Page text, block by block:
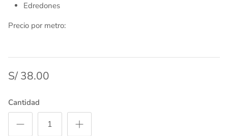
Edredones
Precio por metro:
S/ 38.00
Cantidad